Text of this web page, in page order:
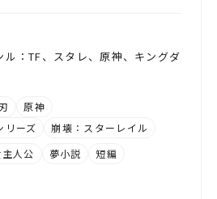
ル：TF、スタレ、原神、キングダ
原神
リーズ
崩壊：スターレイル
主人公 夢小説 短編